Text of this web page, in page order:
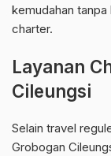
kemudahan
charter.
Layanan
Cileungsi
Selain travel
Grobogan